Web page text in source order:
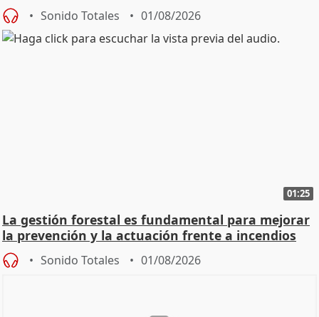
Sonido Totales 01/08/2026
01:25
La gestión forestal es fundamental para mejorar
la prevención y la actuación frente a incendios
Sonido Totales 01/08/2026